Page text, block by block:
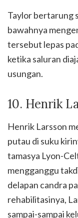
Taylor bertarung
bawahnya
tersebut lepas
ketika saluran
usungan.
10. Henrik
Henrik Larsson
putau di suku
tamasya Lyon-
mengganggu
delapan candra
rehabilitasinya,
sampai-sampai